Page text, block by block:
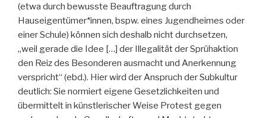
(etwa durch bewusste Beauftragung durch
Hauseigentümer*innen, bspw. eines Jugendheimes oder
einer Schule) können sich deshalb nicht durchsetzen,
„weil gerade die Idee […] der Illegalität der Sprühaktion
den Reiz des Besonderen ausmacht und Anerkennung
verspricht“ (ebd.). Hier wird der Anspruch der Subkultur
deutlich: Sie normiert eigene Gesetzlichkeiten und
übermittelt in künstlerischer Weise Protest gegen